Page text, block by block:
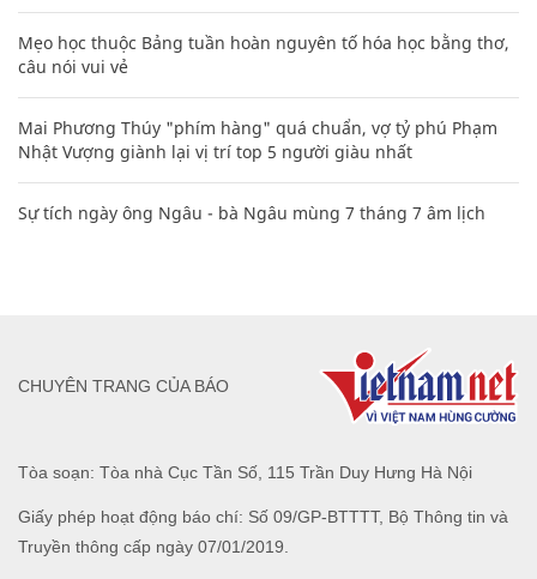
Mẹo học thuộc Bảng tuần hoàn nguyên tố hóa học bằng thơ,
câu nói vui vẻ
Mai Phương Thúy "phím hàng" quá chuẩn, vợ tỷ phú Phạm
Nhật Vượng giành lại vị trí top 5 người giàu nhất
Sự tích ngày ông Ngâu - bà Ngâu mùng 7 tháng 7 âm lịch
Tòa soạn: Tòa nhà Cục Tần Số, 115 Trần Duy Hưng Hà Nội
Giấy phép hoạt động báo chí: Số 09/GP-BTTTT, Bộ Thông tin và
Truyền thông cấp ngày 07/01/2019.
CHUYÊN TRANG CỦA BÁO